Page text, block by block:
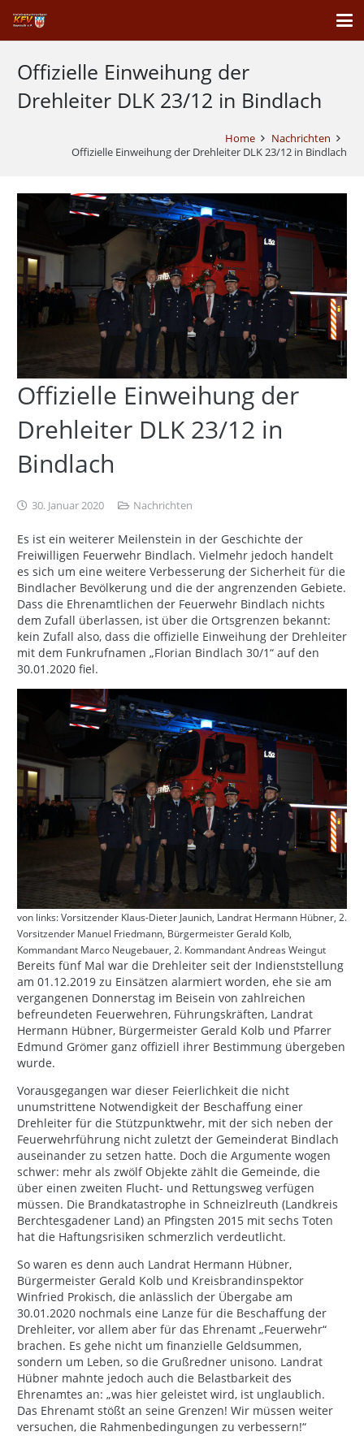
Offizielle Einweihung der
Drehleiter DLK 23/12 in Bindlach
Home
Nachrichten
Offizielle Einweihung der Drehleiter DLK 23/12 in Bindlach
Offizielle Einweihung der
Drehleiter DLK 23/12 in
Bindlach
30. Januar 2020 Nachrichten
Es ist ein weiterer Meilenstein in der Geschichte der
Freiwilligen Feuerwehr Bindlach. Vielmehr jedoch handelt
es sich um eine weitere Verbesserung der Sicherheit für die
Bindlacher Bevölkerung und die der angrenzenden Gebiete.
Dass die Ehrenamtlichen der Feuerwehr Bindlach nichts
dem Zufall überlassen, ist über die Ortsgrenzen bekannt:
kein Zufall also, dass die offizielle Einweihung der Drehleiter
mit dem Funkrufnamen „Florian Bindlach 30/1“ auf den
30.01.2020 fiel.
von links: Vorsitzender Klaus-Dieter Jaunich, Landrat Hermann Hübner, 2.
Vorsitzender Manuel Friedmann, Bürgermeister Gerald Kolb,
Kommandant Marco Neugebauer, 2. Kommandant Andreas Weingut
Bereits fünf Mal war die Drehleiter seit der Indienststellung
am 01.12.2019 zu Einsätzen alarmiert worden, ehe sie am
vergangenen Donnerstag im Beisein von zahlreichen
befreundeten Feuerwehren, Führungskräften, Landrat
Hermann Hübner, Bürgermeister Gerald Kolb und Pfarrer
Edmund Grömer ganz offiziell ihrer Bestimmung übergeben
wurde.
Vorausgegangen war dieser Feierlichkeit die nicht
unumstrittene Notwendigkeit der Beschaffung einer
Drehleiter für die Stützpunktwehr, mit der sich neben der
Feuerwehrführung nicht zuletzt der Gemeinderat Bindlach
auseinander zu setzen hatte. Doch die Argumente wogen
schwer: mehr als zwölf Objekte zählt die Gemeinde, die
über einen zweiten Flucht- und Rettungsweg verfügen
müssen. Die Brandkatastrophe in Schneizlreuth (Landkreis
Berchtesgadener Land) an Pfingsten 2015 mit sechs Toten
hat die Haftungsrisiken schmerzlich verdeutlicht.
So waren es denn auch Landrat Hermann Hübner,
Bürgermeister Gerald Kolb und Kreisbrandinspektor
Winfried Prokisch, die anlässlich der Übergabe am
30.01.2020 nochmals eine Lanze für die Beschaffung der
Drehleiter, vor allem aber für das Ehrenamt „Feuerwehr“
brachen. Es gehe nicht um finanzielle Geldsummen,
sondern um Leben, so die Grußredner unisono. Landrat
Hübner mahnte jedoch auch die Belastbarkeit des
Ehrenamtes an: „was hier geleistet wird, ist unglaublich.
Das Ehrenamt stößt an seine Grenzen! Wir müssen weiter
versuchen, die Rahmenbedingungen zu verbessern!“